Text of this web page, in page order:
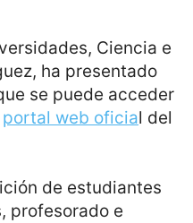
Ciencia e
ha presentado
se puede acceder
portal web oficial del
de estudiantes
profesorado e